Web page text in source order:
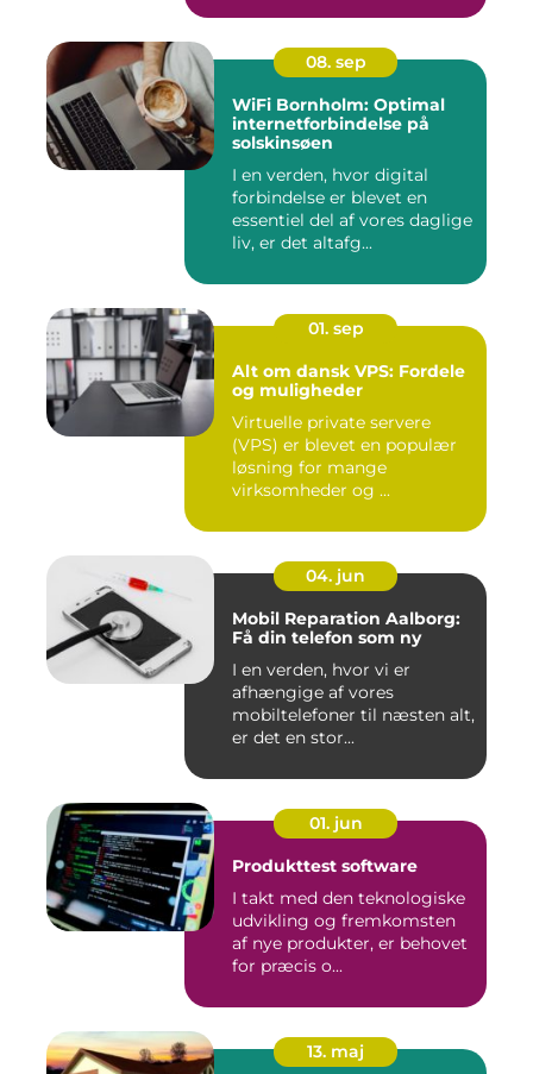
08. sep
WiFi Bornholm: Optimal
internetforbindelse på
solskinsøen
I en verden, hvor digital
forbindelse er blevet en
essentiel del af vores daglige
liv, er det altafg...
01. sep
Alt om dansk VPS: Fordele
og muligheder
Virtuelle private servere
(VPS) er blevet en populær
løsning for mange
virksomheder og ...
04. jun
Mobil Reparation Aalborg:
Få din telefon som ny
I en verden, hvor vi er
afhængige af vores
mobiltelefoner til næsten alt,
er det en stor...
01. jun
Produkttest software
I takt med den teknologiske
udvikling og fremkomsten
af nye produkter, er behovet
for præcis o...
13. maj